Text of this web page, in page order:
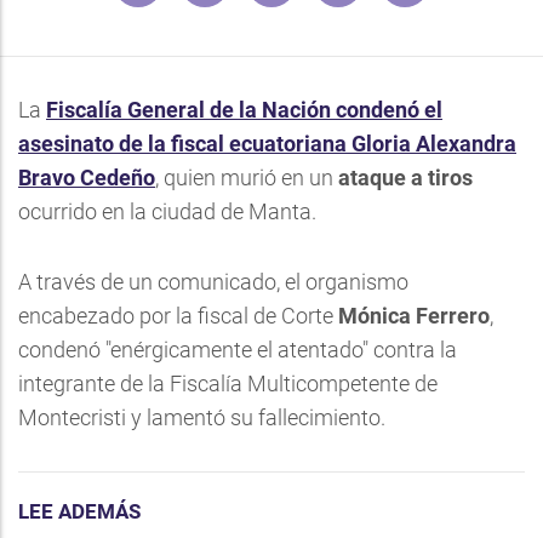
La Fiscalía General de la Nación condenó el
asesinato de la fiscal ecuatoriana Gloria Alexandra
Bravo Cedeño, quien murió en un ataque a tiros
ocurrido en la ciudad de Manta.
A través de un comunicado, el organismo
encabezado por la fiscal de Corte Mónica Ferrero,
condenó "enérgicamente el atentado" contra la
integrante de la Fiscalía Multicompetente de
Montecristi y lamentó su fallecimiento.
LEE ADEMÁS